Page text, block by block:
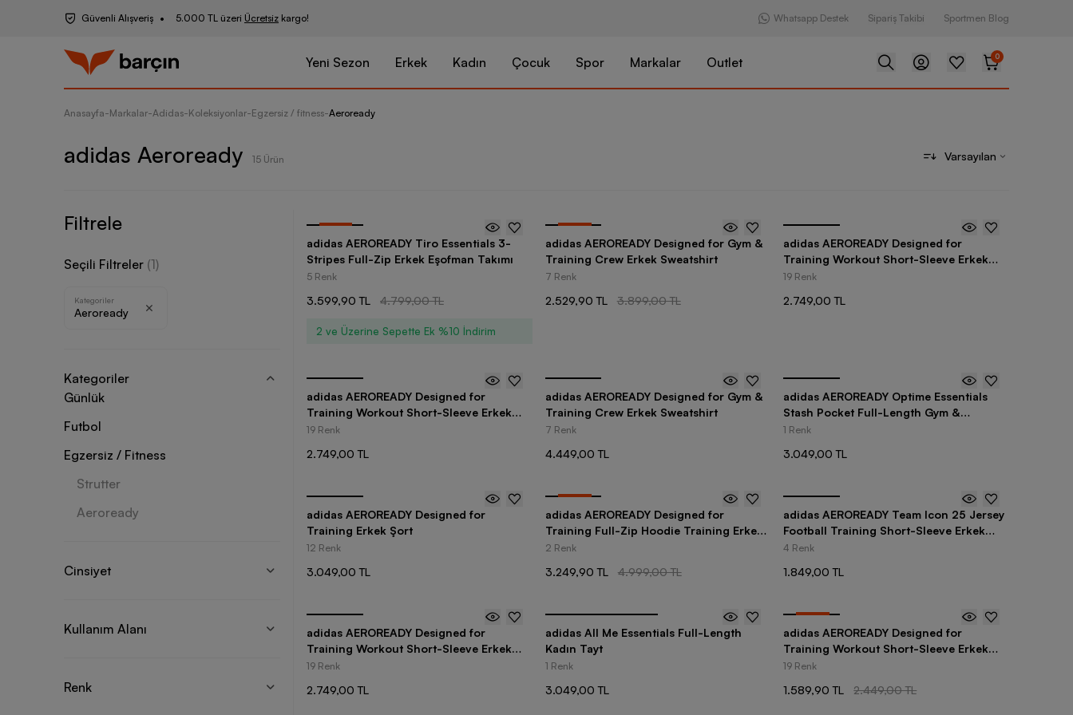
Güvenli Alışveriş 5.000 TL üzeri Ücretsiz kargo! Whatsapp Destek Sipariş Takibi Sportmen Blog
Yeni Sezon Erkek Kadın Çocuk Spor Markalar Outlet 0
Anasayfa-Markalar-Adidas-Koleksiyonlar-Egzersiz / fitness-Aeroready
adidas Aeroready 15 Ürün Varsayılan
Filtrele
Seçili Filtreler (1)
Kategoriler
Aeroready
Kategoriler
Günlük
Futbol
Egzersiz / Fitness
Strutter
Aeroready
Cinsiyet
Kullanım Alanı
Renk
adidas AEROREADY Tiro Essentials 3-
Stripes Full-Zip Erkek Eşofman Takımı
5 Renk
3.599,90 TL 4.799,00 TL
2 ve Üzerine Sepette Ek %10 İndirim
adidas AEROREADY Designed for Gym &
Training Crew Erkek Sweatshirt
7 Renk
2.529,90 TL 3.899,00 TL
adidas AEROREADY Designed for
Training Workout Short-Sleeve Erkek
Tişört
19 Renk
2.749,00 TL
adidas AEROREADY Designed for
Training Workout Short-Sleeve Erkek
Tişört
19 Renk
2.749,00 TL
adidas AEROREADY Designed for Gym &
Training Crew Erkek Sweatshirt
7 Renk
4.449,00 TL
adidas AEROREADY Optime Essentials
Stash Pocket Full-Length Gym &
Training Kadın Tayt
1 Renk
3.049,00 TL
adidas AEROREADY Designed for
Training Erkek Şort
12 Renk
3.049,00 TL
adidas AEROREADY Designed for
Training Full-Zip Hoodie Training Erkek
Sweatshirt
2 Renk
3.249,90 TL 4.999,00 TL
adidas AEROREADY Team Icon 25 Jersey
Football Training Short-Sleeve Erkek
Forma
4 Renk
1.849,00 TL
adidas AEROREADY Designed for
Training Workout Short-Sleeve Erkek
Tişört
19 Renk
2.749,00 TL
adidas All Me Essentials Full-Length
Kadın Tayt
1 Renk
3.049,00 TL
adidas AEROREADY Designed for
Training Workout Short-Sleeve Erkek
Tişört
19 Renk
1.589,90 TL 2.449,00 TL